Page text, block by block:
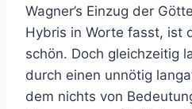
Wagner’s Einzug der
Hybris in Worte fasst, ist
schön. Doch gleichzeitig
durch einen unnötig
dem nichts von